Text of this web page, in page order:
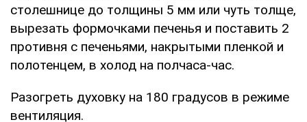
столешнице до толщины 5 мм или чуть толще,
вырезать формочками печенья и поставить 2
противня с печеньями, накрытыми пленкой и
полотенцем, в холод на полчаса-час.
Разогреть духовку на 180 градусов в режиме
вентиляция.